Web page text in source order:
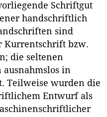
Schriftgut
handschriftlich
sind
Kurrentschrift bzw.
die seltenen
in
Teilweise wurden die
Entwurf als